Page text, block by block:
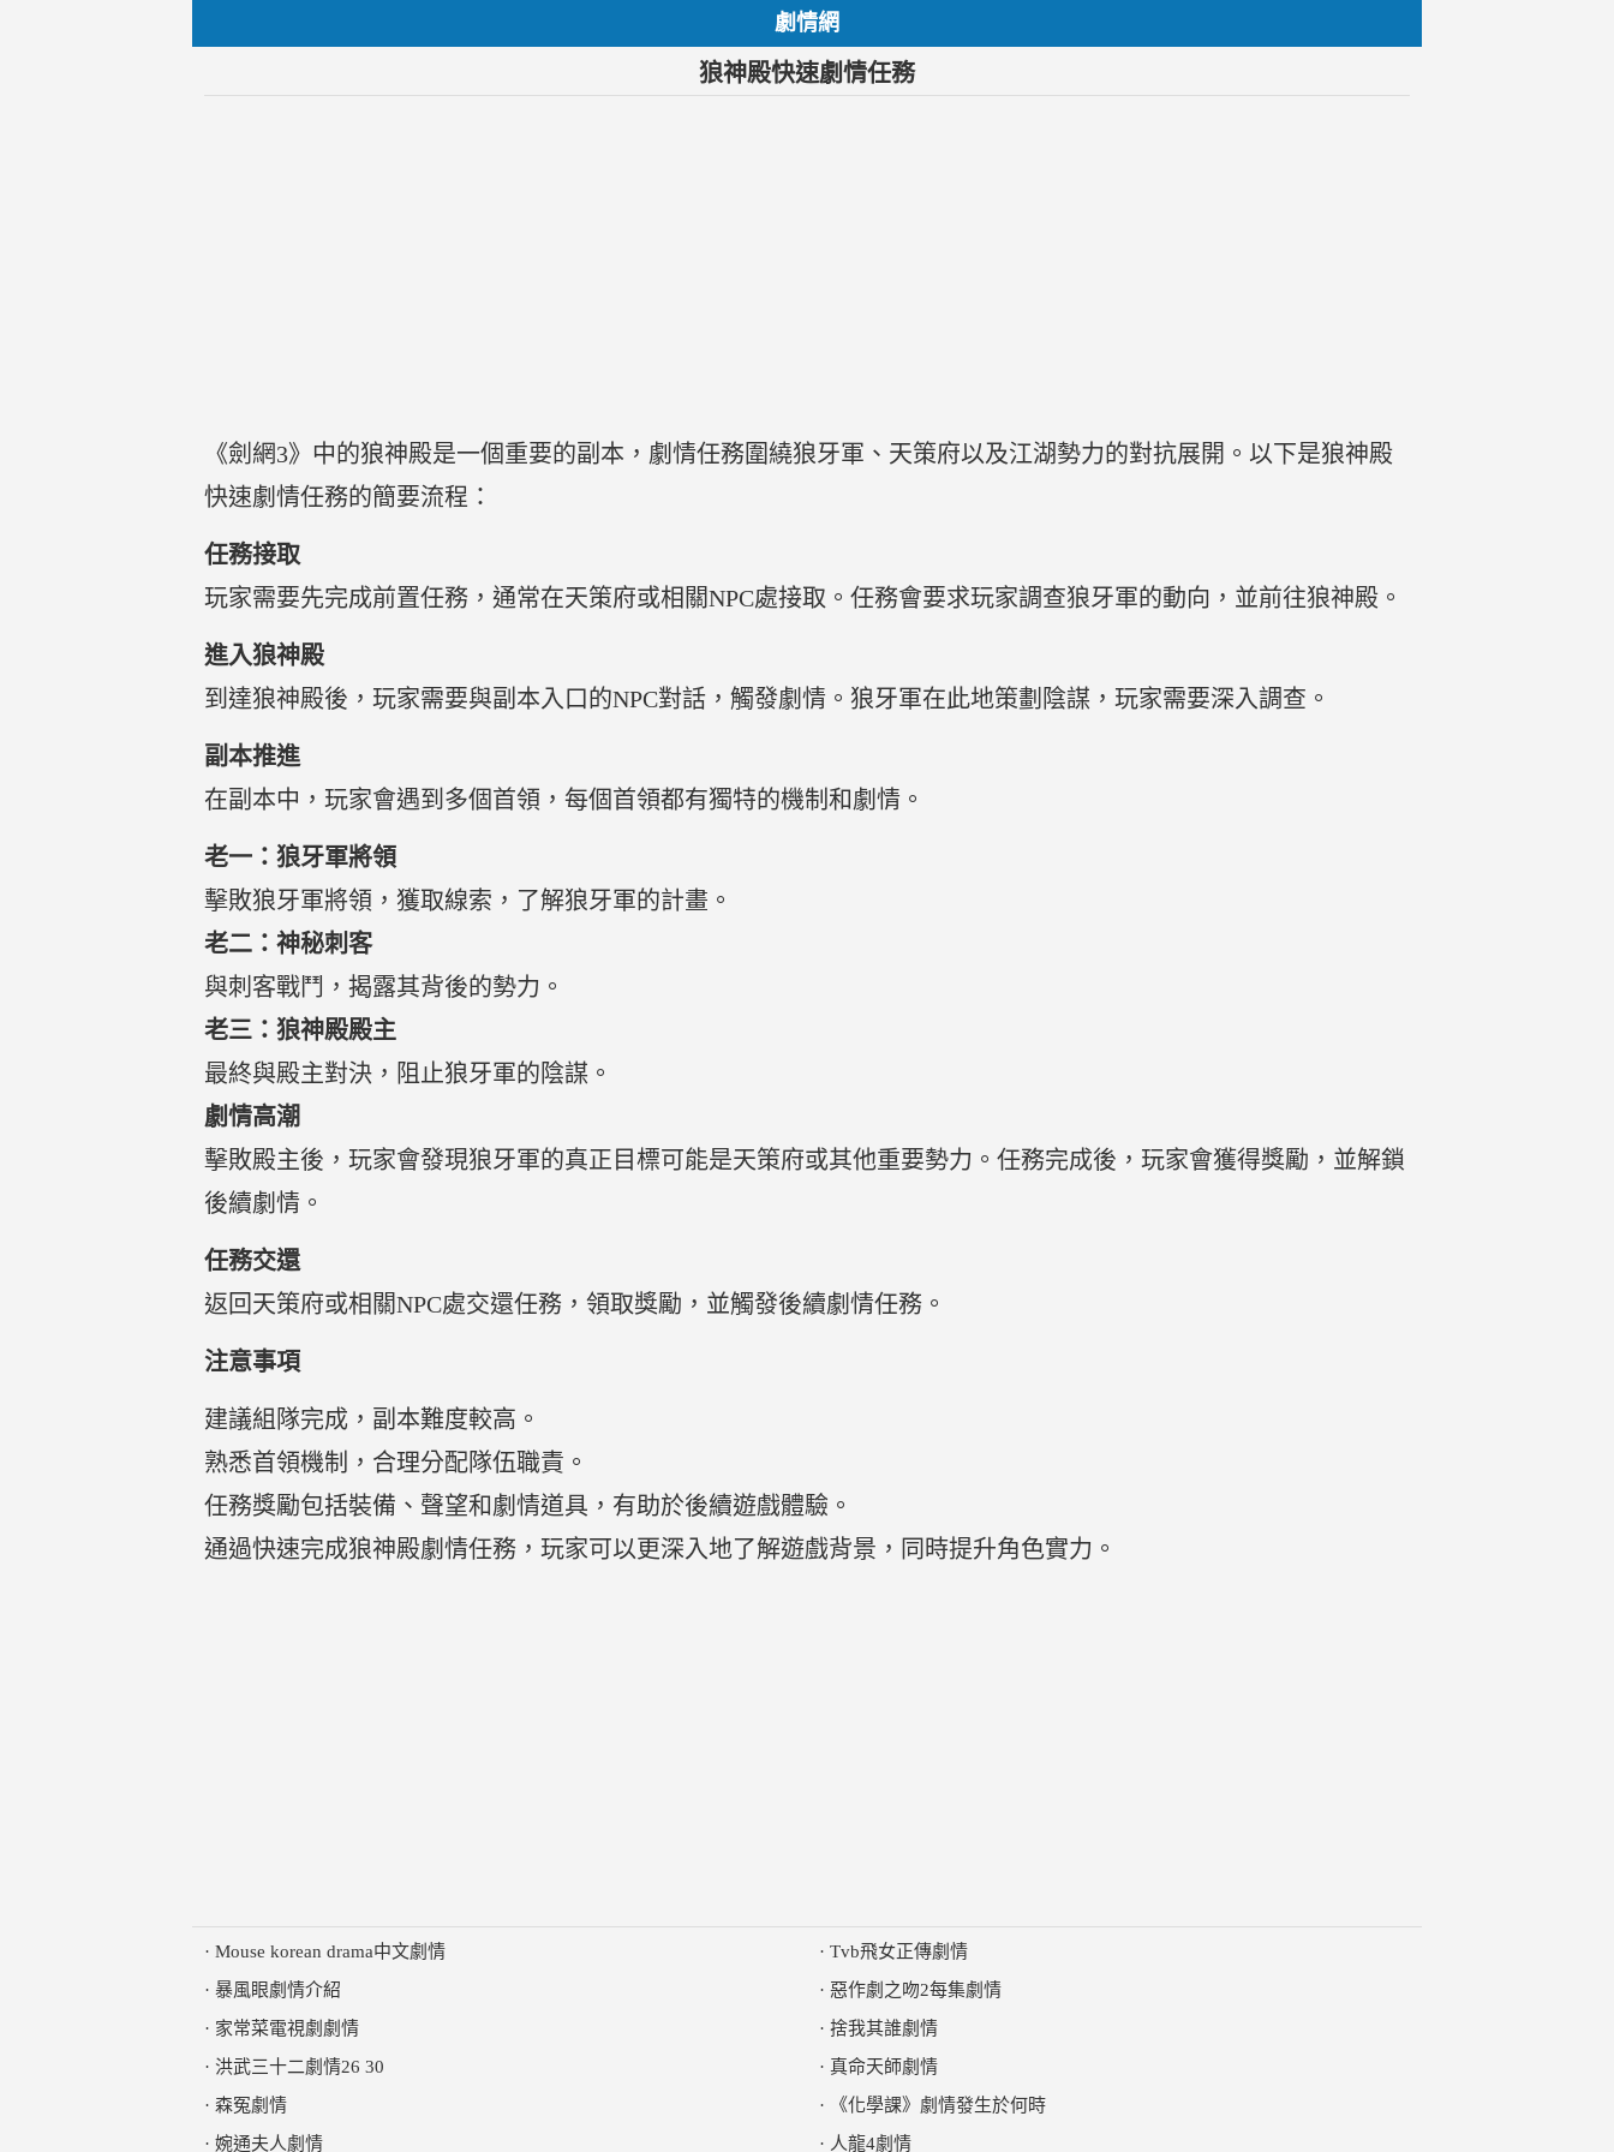
劇情網
狼神殿快速劇情任務
《劍網3》中的狼神殿是一個重要的副本，劇情任務圍繞狼牙軍、天策府以及江湖勢力的對抗展開。以下是狼神殿
快速劇情任務的簡要流程：
任務接取
玩家需要先完成前置任務，通常在天策府或相關NPC處接取。任務會要求玩家調查狼牙軍的動向，並前往狼神殿。
進入狼神殿
到達狼神殿後，玩家需要與副本入口的NPC對話，觸發劇情。狼牙軍在此地策劃陰謀，玩家需要深入調查。
副本推進
在副本中，玩家會遇到多個首領，每個首領都有獨特的機制和劇情。
老一：狼牙軍將領
擊敗狼牙軍將領，獲取線索，了解狼牙軍的計畫。
老二：神秘刺客
與刺客戰鬥，揭露其背後的勢力。
老三：狼神殿殿主
最終與殿主對決，阻止狼牙軍的陰謀。
劇情高潮
擊敗殿主後，玩家會發現狼牙軍的真正目標可能是天策府或其他重要勢力。任務完成後，玩家會獲得獎勵，並解鎖
後續劇情。
任務交還
返回天策府或相關NPC處交還任務，領取獎勵，並觸發後續劇情任務。
注意事項
建議組隊完成，副本難度較高。
熟悉首領機制，合理分配隊伍職責。
任務獎勵包括裝備、聲望和劇情道具，有助於後續遊戲體驗。
通過快速完成狼神殿劇情任務，玩家可以更深入地了解遊戲背景，同時提升角色實力。
· Mouse korean drama中文劇情
· 暴風眼劇情介紹
· 家常菜電視劇劇情
· 洪武三十二劇情26 30
· 森冤劇情
· 婉通夫人劇情
· Tvb飛女正傳劇情
· 惡作劇之吻2每集劇情
· 捨我其誰劇情
· 真命天師劇情
·
《化學課》劇情發生於何時
· 人龍4劇情